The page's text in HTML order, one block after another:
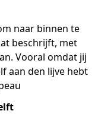
naar binnen te
beschrijft, met
Vooral omdat jij
aan den lijve hebt